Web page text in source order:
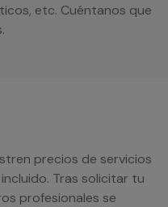
etc. Cuéntanos que
precios de servicios
Tras solicitar tu
profesionales se